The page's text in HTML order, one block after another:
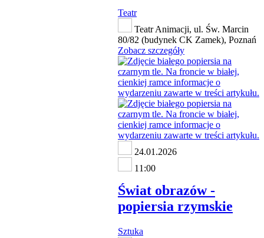
Teatr
Teatr Animacji, ul. Św. Marcin
80/82 (budynek CK Zamek), Poznań
Zobacz szczegóły
24.01.2026
11:00
Świat obrazów -
popiersia rzymskie
Sztuka